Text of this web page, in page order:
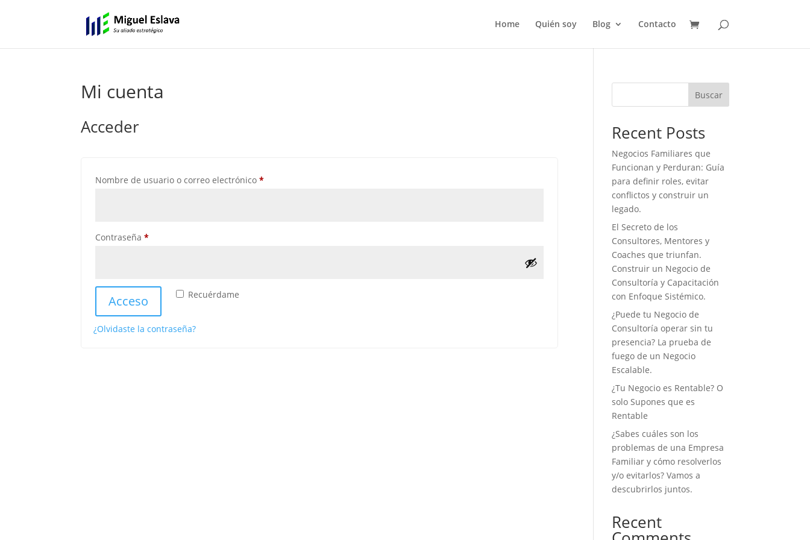
Home Quién soy Blog Contacto
Mi cuenta
Acceder
Nombre de usuario o correo electrónico*Obligatorio
Contraseña*Obligatorio
Recuérdame
Acceso
¿Olvidaste la contraseña?
Buscar
Recent Posts
Negocios Familiares que
Funcionan y Perduran: Guía
para definir roles, evitar
conflictos y construir un
legado.
El Secreto de los
Consultores, Mentores y
Coaches que triunfan.
Construir un Negocio de
Consultoría y Capacitación
con Enfoque Sistémico.
¿Puede tu Negocio de
Consultoría operar sin tu
presencia? La prueba de
fuego de un Negocio
Escalable.
¿Tu Negocio es Rentable? O
solo Supones que es
Rentable
¿Sabes cuáles son los
problemas de una Empresa
Familiar y cómo resolverlos
y/o evitarlos? Vamos a
descubrirlos juntos.
Recent